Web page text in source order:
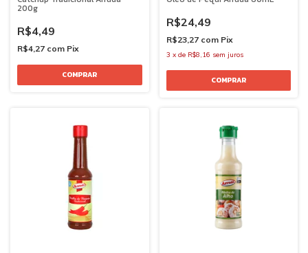
200g
R$4,49
R$4,27 com Pix
R$24,49
R$23,27 com Pix
3 x de R$8,16 sem juros